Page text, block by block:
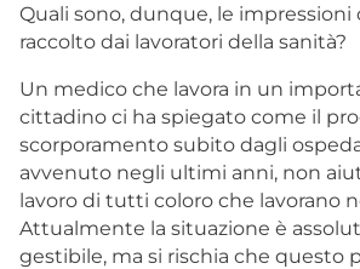
Quali sono, dunque, le impressioni
raccolto dai lavoratori della sanità?
Un medico che lavora in un
cittadino ci ha spiegato come il
scorporamento subito dagli
avvenuto negli ultimi anni, non
lavoro di tutti coloro che lavorano
Attualmente la situazione è
gestibile, ma si rischia che questo